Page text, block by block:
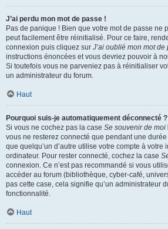
J’ai perdu mon mot de passe !
Pas de panique ! Bien que votre mot de passe ne
peut facilement être réinitialisé. Pour ce faire,
connexion puis cliquez sur J’ai oublié mon mot de
instructions énoncées et vous devriez pouvoir à
Si toutefois vous ne parveniez pas à réinitialiser
un administrateur du forum.
Haut
Pourquoi suis-je automatiquement déconnecté ?
Si vous ne cochez pas la case Se souvenir de moi
vous ne resterez connecté que pendant une
que quelqu’un d’autre utilise votre compte à votre
ordinateur. Pour rester connecté, cochez la case
connexion. Ce n’est pas recommandé si vous
accéder au forum (bibliothèque, cyber-café,
pas cette case, cela signifie qu’un administrateur
fonctionnalité.
Haut